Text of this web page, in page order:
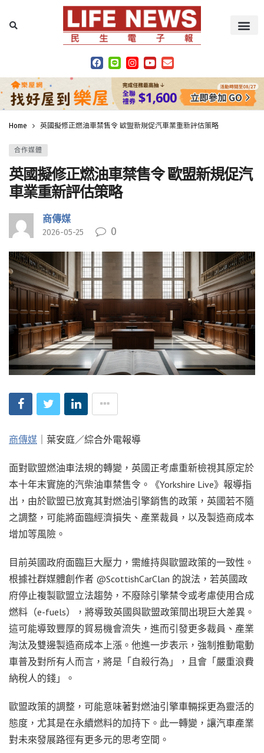
Home 英國擬修正燃油車禁售令 歐盟新規促汽車業重新評估策略
合作媒體
英國擬修正燃油車禁售令 歐盟新規促汽
車業重新評估策略
商傳媒
2026-05-25 0
商傳媒 ｜葉安庭／綜合外電報導
面對歐盟燃油車法規的轉變，英國正考慮重新檢視其原定於
本十年末實施的汽柴油車禁售令。《Yorkshire Live》報導指
出，由於歐盟已放寬其對燃油引擎銷售的政策，英國若不隨
之調整，可能將面臨經濟損失、產業裁員，以及製造商成本
增加等風險。
目前英國政府面臨巨大壓力，需維持與歐盟政策的一致性。
根據社群媒體創作者 @ScottishCarClan 的說法，若英國政
府停止複製歐盟立法趨勢，不廢除引擎禁令或考慮使用合成
燃料（e-fuels），將導致英國與歐盟政策間出現巨大差異。
這可能導致豐厚的貿易機會流失，進而引發更多裁員、產業
淘汰及雙邊製造商成本上漲。他進一步表示，強制推動電動
車普及對所有人而言，將是「自殺行為」，且會「嚴重浪費
納稅人的錢」。
歐盟政策的調整，可能意味著對燃油引擎車輛採更為靈活的
態度，尤其是在永續燃料的加持下。此一轉變，讓汽車產業
對未來發展路徑有更多元的思考空間。